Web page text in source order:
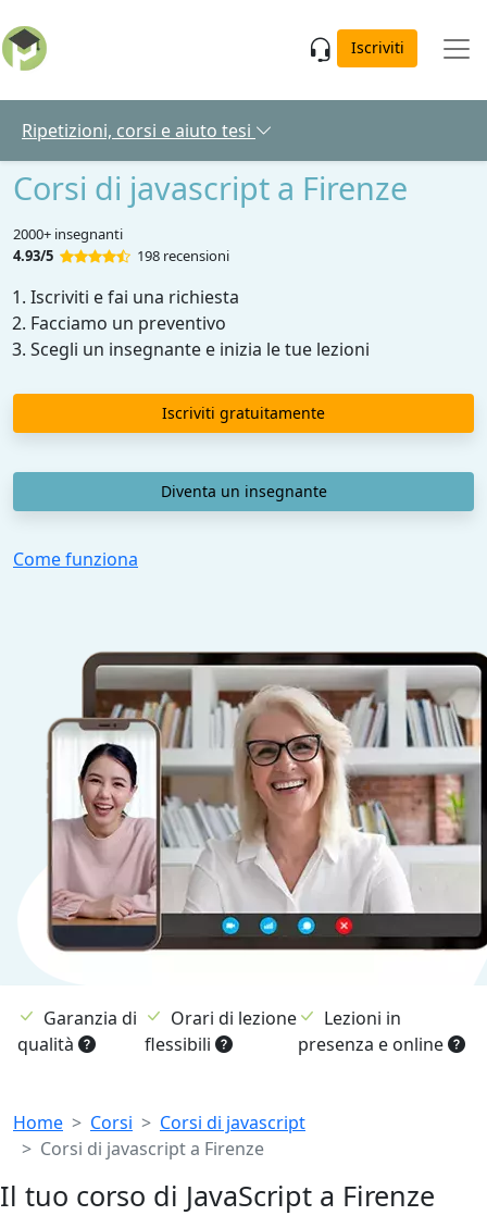
Iscriviti
Ripetizioni, corsi e aiuto tesi
Corsi di javascript a Firenze
2000+ insegnanti
4.93/5
198 recensioni
Iscriviti e fai una richiesta
Facciamo un preventivo
Scegli un insegnante e inizia le tue lezioni
Iscriviti gratuitamente
Diventa un insegnante
Come funziona
Garanzia di
qualità
Orari di lezione
flessibili
Lezioni in
presenza e online
Breadcrumb
Home Corsi
Corsi di javascript
Corsi di javascript a Firenze
Il tuo corso di JavaScript a Firenze